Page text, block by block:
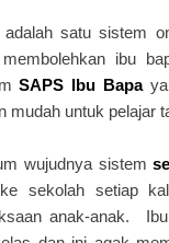
adalah satu sistem
ibu
SAPS Ibu Bapa
mudah untuk pelajar
wujudnya sistem
sekolah setiap
anak-anak.